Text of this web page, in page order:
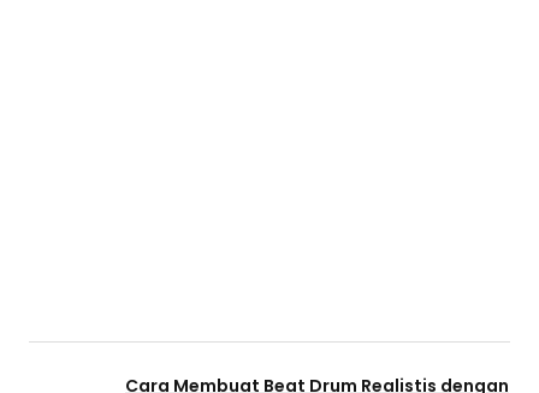
Cara Membuat Beat Drum Realistis dengan